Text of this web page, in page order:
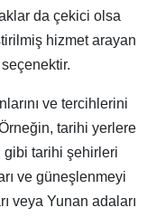
da çekici olsa
hizmet arayan
ve tercihlerini
tarihi yerlere
gibi tarihi şehirleri
ve güneşlenmeyi
veya Yunan adaları